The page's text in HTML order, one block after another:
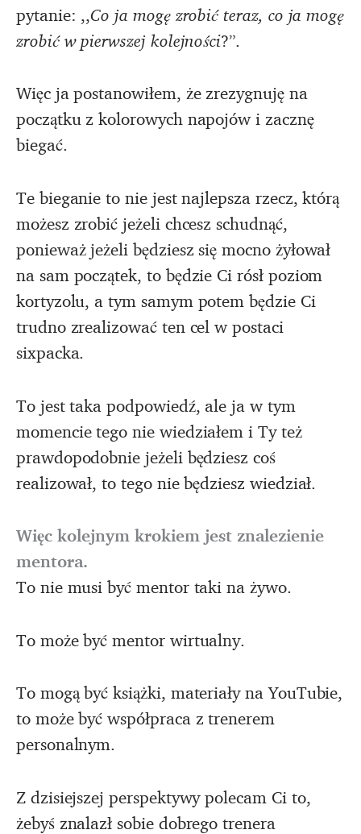
pytanie: ,,Co ja mogę zrobić teraz, co ja mogę
zrobić w pierwszej kolejności?”.
Więc ja postanowiłem, że zrezygnuję na
początku z kolorowych napojów i zacznę
biegać.
Te bieganie to nie jest najlepsza rzecz, którą
możesz zrobić jeżeli chcesz schudnąć,
ponieważ jeżeli będziesz się mocno żyłował
na sam początek, to będzie Ci rósł poziom
kortyzolu, a tym samym potem będzie Ci
trudno zrealizować ten cel w postaci
sixpacka.
To jest taka podpowiedź, ale ja w tym
momencie tego nie wiedziałem i Ty też
prawdopodobnie jeżeli będziesz coś
realizował, to tego nie będziesz wiedział.
Więc kolejnym krokiem jest znalezienie
mentora.
To nie musi być mentor taki na żywo.
To może być mentor wirtualny.
To mogą być książki, materiały na YouTubie,
to może być współpraca z trenerem
personalnym.
Z dzisiejszej perspektywy polecam Ci to,
żebyś znalazł sobie dobrego trenera